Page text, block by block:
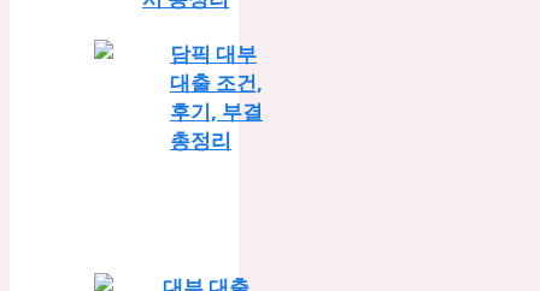
담픽 대부
대출 조건,
후기, 부결
총정리